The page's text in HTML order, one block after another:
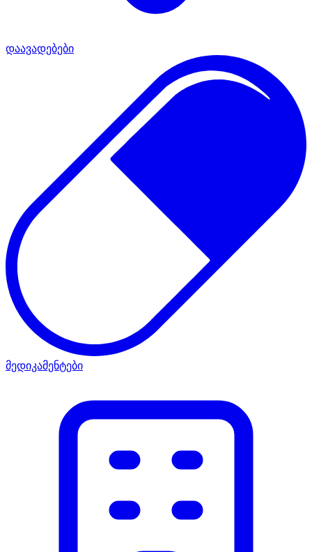
დაავადებები
მედიკამენტები